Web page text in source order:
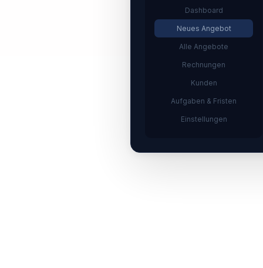
Dashboard
Neues Angebot
Alle Angebote
Rechnungen
Kunden
Aufgaben & Fristen
Einstellungen